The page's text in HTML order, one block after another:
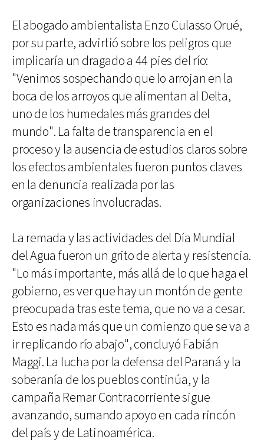
El abogado ambientalista Enzo Culasso Orué,
por su parte, advirtió sobre los peligros que
implicaría un dragado a 44 pies del río:
"Venimos sospechando que lo arrojan en la
boca de los arroyos que alimentan al Delta,
uno de los humedales más grandes del
mundo". La falta de transparencia en el
proceso y la ausencia de estudios claros sobre
los efectos ambientales fueron puntos claves
en la denuncia realizada por las
organizaciones involucradas.
La remada y las actividades del Día Mundial
del Agua fueron un grito de alerta y resistencia.
"Lo más importante, más allá de lo que haga el
gobierno, es ver que hay un montón de gente
preocupada tras este tema, que no va a cesar.
Esto es nada más que un comienzo que se va a
ir replicando río abajo", concluyó Fabián
Maggi. La lucha por la defensa del Paraná y la
soberanía de los pueblos continúa, y la
campaña Remar Contracorriente sigue
avanzando, sumando apoyo en cada rincón
del país y de Latinoamérica.